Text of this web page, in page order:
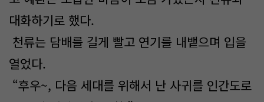
대화하기로 했다.
천류는 담배를 길게 빨고 연기를 내뱉으며 입을
열었다.
“후우~, 다음 세대를 위해서 난 사귀를 인간도로